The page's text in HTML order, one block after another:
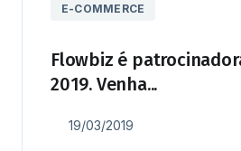
E-COMMERCE
Flowbiz é
2019. Venha...
19/03/2019